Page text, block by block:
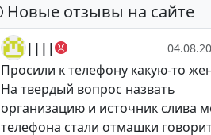
Новые отзывы на сайте
||||
Просили к телефону какую-то
На твердый вопрос назвать
организацию и источник слива
телефона стали отмашки